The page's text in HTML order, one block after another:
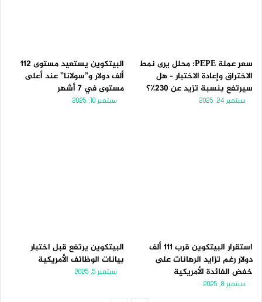
سعر عملة PEPE: محلل يرى نمط
الاختراق وإعادة الاختبار – هل
سيرتفع بنسبة تزيد عن 230٪؟
سبتمبر 24, 2025
البيتكوين يستعيد مستوى 112
ألف دولار و”سولانا” عند أعلى
مستوى في 7 أشهر
سبتمبر 10, 2025
استقرار البيتكوين قرب 111 ألف
دولار رغم تزايد الرهانات على
خفض الفائدة الأمريكية
سبتمبر 8, 2025
البيتكوين يرتفع قبل اختبار
بيانات الوظائف الأمريكية
سبتمبر 5, 2025